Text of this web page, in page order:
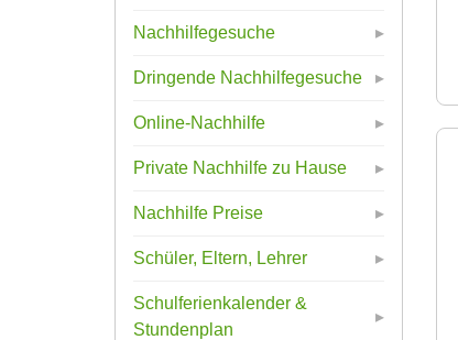
Nachhilfegesuche
Dringende Nachhilfegesuche
Online-Nachhilfe
Private Nachhilfe zu Hause
Nachhilfe Preise
Schüler, Eltern, Lehrer
Schulferienkalender &
Stundenplan